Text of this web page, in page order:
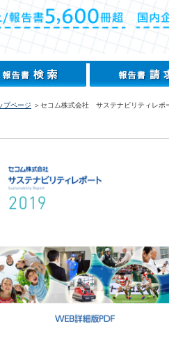
プページ ＞セコム株式会社 サステナビリティレポ